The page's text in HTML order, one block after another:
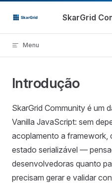
Skip to content SkarGrid
Menu
Introdução
SkarGrid Community é um
Vanilla JavaScript: sem
acoplamento a framework,
estado serializável —
desenvolvedoras quanto
precisam gerar e validar